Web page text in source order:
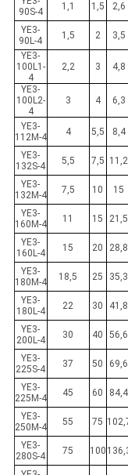
90S-4
1,1 1,5 2,6
YE3-
90L-4
1,5 2 3,5
YE3-
100L1-
4
2,2 3 4,8
YE3-
100L2-
4
3 4 6,3
YE3-
112M-4
4 5,5 8,4
YE3-
132S-4
5,5 7,5 11,2
YE3-
132M-4
7,5 10 15
YE3-
160M-4
11 15 21,5
YE3-
160L-4
15 20 28,8
YE3-
180M-4
18,5 25 35,3
YE3-
180L-4
22 30 41,8
YE3-
200L-4
30 40 56,6
YE3-
225S-4
37 50 69,6
YE3-
225M-4
45 60 84,4
YE3-
250M-4
55 75
YE3-
280S-4
75 100